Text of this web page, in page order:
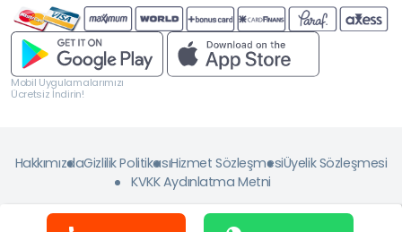
Mobil Uygulamalarımızı
Ücretsiz İndirin!
HakkımızdaGizlilik PolitikasıHizmet SözleşmesiÜyelik Sözleşmesi
KVKK Aydınlatma Metni